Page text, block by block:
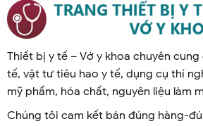
Thiết bị y tế – Vớ y khoa chuyên
tế, vật tư tiêu hao y tế, dụng cụ thí
mỹ phẩm, hóa chất, nguyên liệu làm
Chúng tôi cam kết bán đúng hàng-